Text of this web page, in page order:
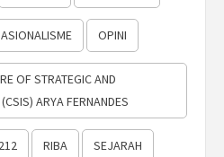
OPINI
OF STRATEGIC AND
ARYA FERNANDES
RIBA SEJARAH